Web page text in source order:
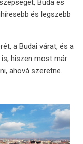
Buda és
és legszebb
a Budai várat, és a
hiszen most már
ahová szeretne.